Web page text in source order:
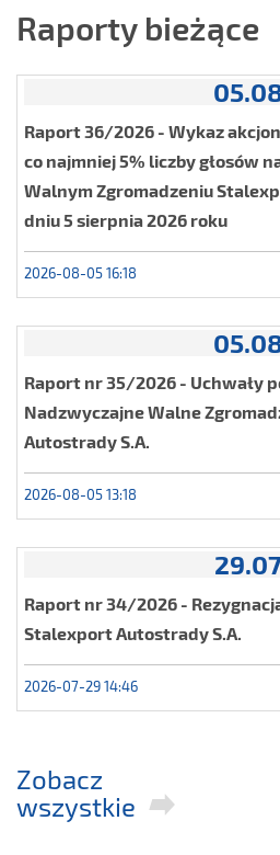
Raporty bieżące
Raport 36/2026 - Wykaz
co najmniej 5% liczby głosów
Walnym Zgromadzeniu
dniu 5 sierpnia 2026 roku
2026-08-05 16:18
Raport nr 35/2026 - Uchwały
Nadzwyczajne Walne
Autostrady S.A.
2026-08-05 13:18
29.07
Raport nr 34/2026 -
Stalexport Autostrady S.A.
2026-07-29 14:46
Zobacz
wszystkie